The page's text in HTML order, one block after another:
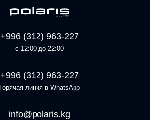
+996 (312) 963-227
с 12:00 до 22:00
+996 (312) 963-227
Горячая линия в WhatsApp
info@polaris.kg